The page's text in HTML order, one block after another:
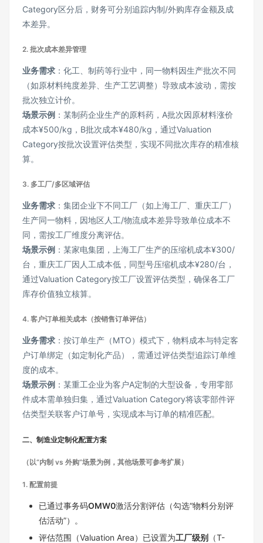
Category区分后，财务可分别追踪内制/外购库存金额及成
本差异。
2. 批次成本差异管理
业务需求 ：化工、制药等行业中，同一物料因生产批次不同
（如原材料纯度差异、生产工艺调整）导致成本波动，需按
批次独立计价。
场景示例 ：某制药企业生产的原料药，A批次因原材料涨价
成本¥500/kg，B批次成本¥480/kg，通过Valuation
Category按批次设置评估类型，实现不同批次库存的精准核
算。
3. 多工厂/多区域评估
业务需求 ：集团企业下不同工厂（如上海工厂、重庆工厂）
生产同一物料，因地区人工/物流成本差异导致单位成本不
同，需按工厂维度分离评估。
场景示例 ：某家电集团，上海工厂生产的压缩机成本¥300/
台，重庆工厂因人工成本低，同型号压缩机成本¥280/台，
通过Valuation Category按工厂设置评估类型，确保各工厂
库存价值独立核算。
4. 客户订单相关成本（按销售订单评估）
业务需求 ：按订单生产（MTO）模式下，物料成本与特定客
户订单绑定（如定制化产品），需通过评估类型追踪订单维
度的成本。
场景示例 ：某重工企业为客户A定制的大型设备，专用零部
件成本需单独归集，通过Valuation Category将该零部件评
估类型关联客户订单号，实现成本与订单的精准匹配。
二、制造业定制化配置方案
（以“内制 vs 外购”场景为例，其他场景可参考扩展）
1. 配置前提
已通过事务码OMW0激活分割评估（勾选“物料分别评
估活动”）。
评估范围（Valuation Area）已设置为工厂级别 （T-